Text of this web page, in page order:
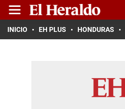
INICIO EH PLUS HONDURAS